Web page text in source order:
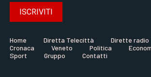
ISCRIVITI
Home Diretta Telecittà Dirette radio
Cronaca
Veneto Politica
Sport
Gruppo Contatti